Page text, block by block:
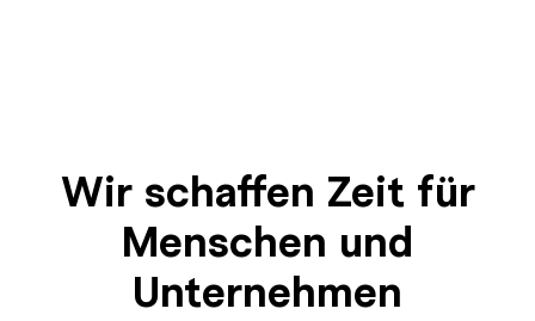
Wir schaffen Zeit für
Menschen und
Unternehmen